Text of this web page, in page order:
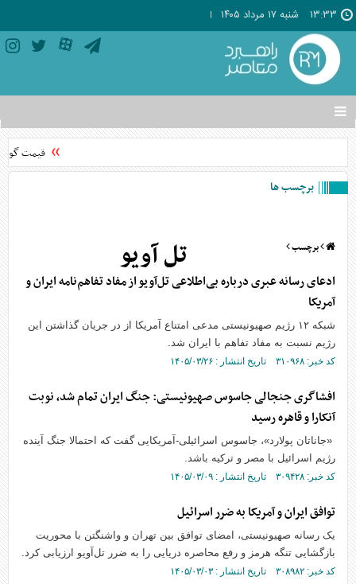
۱۳:۳۳ شنبه ۱۷ مرداد ۱۴۰۵
تغییر
وضعیت
منوی
ها
قیمت گوشی‌های
برچسب ها
برچسب تل آویو
ادعای رسانه عبری درباره بی‌اطلاعی تل‌آویو از مفاد تفاهم‌نامه ایران و
آمریکا
شبکه ۱۲ رژیم صهیونیستی مدعی امتناع آمریکا از در جریان گذاشتن این
رژیم نسبت به مفاد تفاهم با ایران شد.
کد خبر: ۳۱۰۹۶۸ تاریخ انتشار : ۱۴۰۵/۰۳/۲۶
افشاگری جنجالی جاسوس صهیونیستی: جنگ ایران تمام شد، نوبت
آنکارا و قاهره رسید
«جاناتان پولارد»، جاسوس اسرائیلی-آمریکایی گفت که احتمالا جنگ آینده
رژیم اسرائیل با مصر و ترکیه باشد.
کد خبر: ۳۰۹۴۲۸ تاریخ انتشار : ۱۴۰۵/۰۳/۰۹
توافق ایران و آمریکا به ضرر اسرائیل
یک رسانه صهیونیستی، امضای توافق بین تهران و واشنگتن با محوریت
بازگشایی تنگه هرمز و رفع محاصره دریایی را به ضرر تل‌آویو ارزیابی کرد.
کد خبر: ۳۰۸۹۸۲ تاریخ انتشار : ۱۴۰۵/۰۳/۰۳